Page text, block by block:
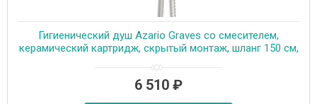
Гигиенический душ Azario Graves со смесителем,
керамический картридж, скрытый монтаж, шланг 150 см,
6 510 ₽